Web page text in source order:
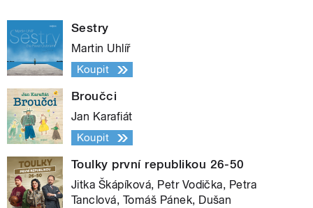
Sestry
Martin Uhlíř
Koupit
Broučci
Jan Karafiát
Koupit
Toulky první republikou 26-50
Jitka Škápíková, Petr Vodička, Petra
Tanclová, Tomáš Pánek, Dušan